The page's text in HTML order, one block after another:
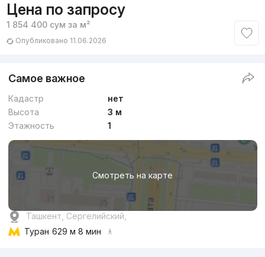
Цена по запросу
1 854 400 сум за м²
Опубликовано 11.06.2026
Самое важное
Кадастр
нет
Высота
3 м
Этажность
1
Смотреть на карте
Ташкент, Сергелийский,
Туран 629 м 8 мин